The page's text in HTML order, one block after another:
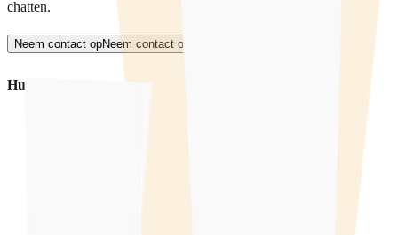
chatten.
Neem contact opNeem contact op
Hulp